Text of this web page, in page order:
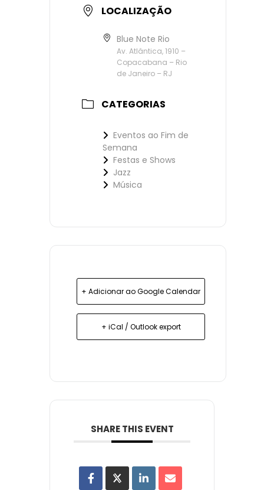
LOCALIZAÇÃO
Blue Note Rio
Av. Atlântica, 1910 –
Copacabana – Rio
de Janeiro – RJ
CATEGORIAS
Eventos ao Fim de
Semana
Festas e Shows
Jazz
Música
+ Adicionar ao Google Calendar
+ iCal / Outlook export
SHARE THIS EVENT